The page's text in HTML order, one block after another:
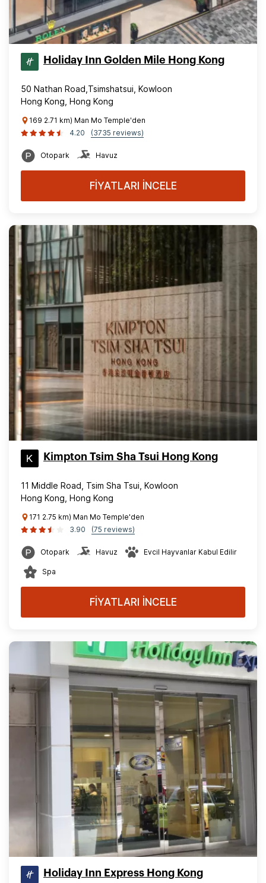
Holiday Inn Golden Mile Hong Kong
50 Nathan Road,Tsimshatsui, Kowloon
Hong Kong, Hong Kong
169 2.71 km) Man Mo Temple'den
4.20
(3735 reviews)
Otopark Havuz
FİYATLARI İNCELE
Kimpton Tsim Sha Tsui Hong Kong
11 Middle Road, Tsim Sha Tsui, Kowloon
Hong Kong, Hong Kong
171 2.75 km) Man Mo Temple'den
3.90
(75 reviews)
Otopark Havuz Evcil Hayvanlar Kabul Edilir
Spa
FİYATLARI İNCELE
Holiday Inn Express Hong Kong